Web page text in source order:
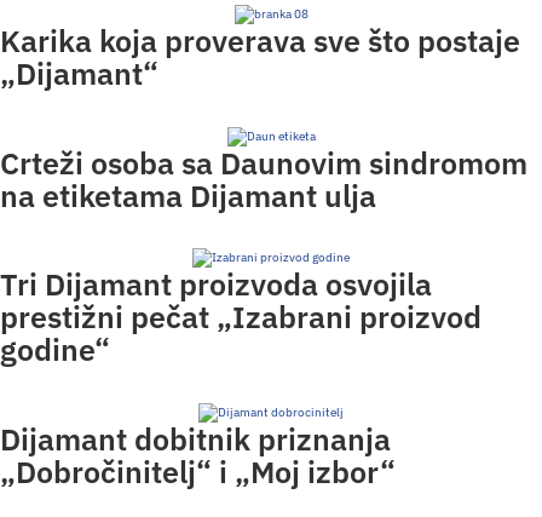
Karika koja proverava sve što postaje
„Dijamant“
Crteži osoba sa Daunovim sindromom
na etiketama Dijamant ulja
Tri Dijamant proizvoda osvojila
prestižni pečat „Izabrani proizvod
godine“
Dijamant dobitnik priznanja
„Dobročinitelj“ i „Moj izbor“